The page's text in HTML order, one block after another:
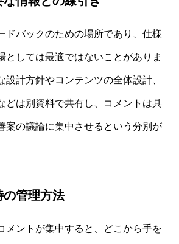
ドバックのための場所であり、仕様
としては最適ではないことがありま
設計方針やコンテンツの全体設計、
どは別資料で共有し、コメントは具
案の議論に集中させるという分別が
の管理方法
メントが集中すると、どこから手を